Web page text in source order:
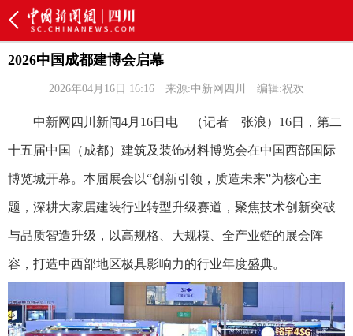
2026中国成都建博会启幕
2026年04月16日 16:16 来源:中新网四川 编辑:祝欢
中新网四川新闻4月16日电 （记者 张浪）16日，第二
十五届中国（成都）建筑及装饰材料博览会在中国西部国际
博览城开幕。本届展会以“创新引领，质造未来”为核心主
题，深耕大家居建装行业转型升级赛道，聚焦技术创新突破
与品质智造升级，以高规格、大规模、全产业链的展会阵
容，打造中西部地区极具影响力的行业年度盛典。